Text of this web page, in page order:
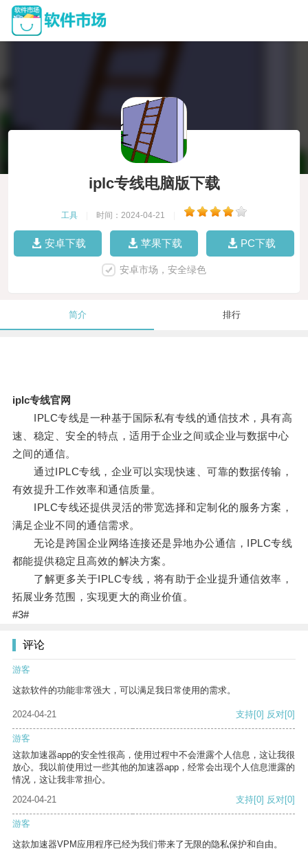
iplc专线电脑版下载
工具 时间：2024-04-21
安卓下载 苹果下载 PC下载
安卓市场，安全绿色
简介 排行
iplc专线官网
IPLC专线是一种基于国际私有专线的通信技术，具有高
速、稳定、安全的特点，适用于企业之间或企业与数据中心
之间的通信。
通过IPLC专线，企业可以实现快速、可靠的数据传输，
有效提升工作效率和通信质量。
IPLC专线还提供灵活的带宽选择和定制化的服务方案，
满足企业不同的通信需求。
无论是跨国企业网络连接还是异地办公通信，IPLC专线
都能提供稳定且高效的解决方案。
了解更多关于IPLC专线，将有助于企业提升通信效率，
拓展业务范围，实现更大的商业价值。
#3#
评论
游客
这款软件的功能非常强大，可以满足我日常使用的需求。
2024-04-21 支持[0] 反对[0]
游客
这款加速器app的安全性很高，使用过程中不会泄露个人信息，这让我很
放心。我以前使用过一些其他的加速器app，经常会出现个人信息泄露的
情况，这让我非常担心。
2024-04-21
支持[0] 反对[0]
游客
这款加速器VPM应用程序已经为我们带来了无限的隐私保护和自由。